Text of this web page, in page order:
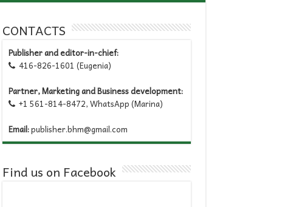
CONTACTS
Publisher and editor-in-chief:
416-826-1601 (Eugenia)
Partner, Marketing and Business development:
+1 561-814-8472, WhatsApp (Marina)
Email:publisher.bhm@gmail.com
Find us on Facebook